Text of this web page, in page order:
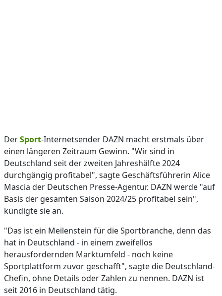
DerSport-Internetsender DAZN macht erstmals über
einen längeren Zeitraum Gewinn. "Wir sind in
Deutschland seit der zweiten Jahreshälfte 2024
durchgängig profitabel", sagte Geschäftsführerin Alice
Mascia der Deutschen Presse-Agentur. DAZN werde "auf
Basis der gesamten Saison 2024/25 profitabel sein",
kündigte sie an.
"Das ist ein Meilenstein für die Sportbranche, denn das
hat in Deutschland - in einem zweifellos
herausfordernden Marktumfeld - noch keine
Sportplattform zuvor geschafft", sagte die Deutschland-
Chefin, ohne Details oder Zahlen zu nennen. DAZN ist
seit 2016 in Deutschland tätig.